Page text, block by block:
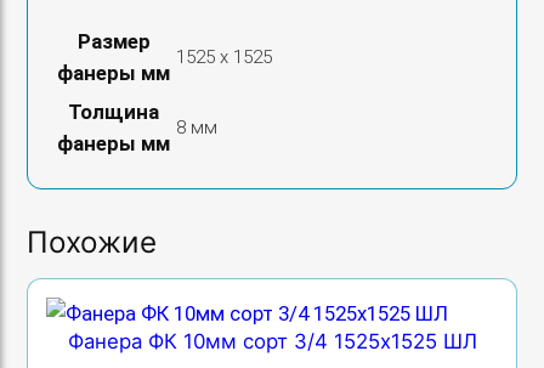
Размер
фанеры мм
1525 х 1525
Толщина
фанеры мм
8 мм
Похожие
Фанера ФК 10мм сорт 3/4 1525х1525 ШЛ